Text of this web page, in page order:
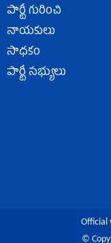
పార్టీ గురించి
నాయకులు
సాధకం
పార్టీ సభ్యులు
Official
©